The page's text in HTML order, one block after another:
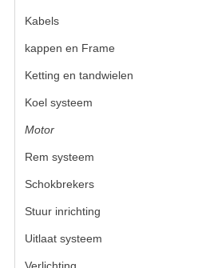
Kabels(8)
kappen en Frame
Ketting en tandwielen
Koel systeem
Motor(72)
Rem systeem
Schokbrekers(13)
Stuur inrichting
Uitlaat systeem